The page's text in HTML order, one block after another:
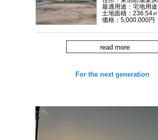
不動産情報を更新しました。最適用途：宅地用途
土地面積：236.54㎡
価格：5,000,000円
read more
For the next generation